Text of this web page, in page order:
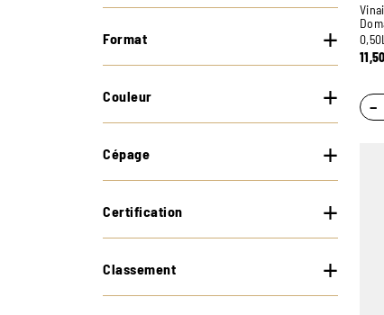
Format
Couleur
Cépage
Certification
Classement
0,50L
−